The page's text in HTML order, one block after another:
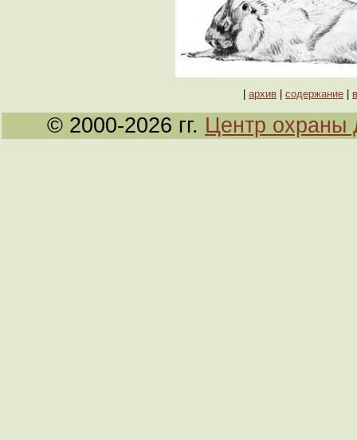
архив содержание
© 2000-2026 гг. Центр охраны